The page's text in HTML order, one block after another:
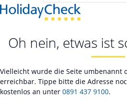
Oh nein, etwas ist
Vielleicht wurde die Seite umbenannt
erreichbar. Tippe bitte die Adresse
kostenlos an unter 0891 437 9100.